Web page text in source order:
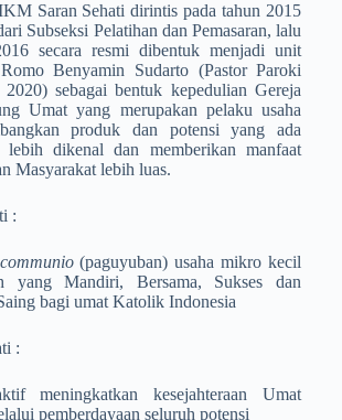
Saran Sehati dirintis pada tahun 2015
Subseksi Pelatihan dan Pemasaran, lalu
secara resmi dibentuk menjadi unit
Benyamin Sudarto (Pastor Paroki
sebagai bentuk kepedulian Gereja
Umat yang merupakan pelaku usaha
produk dan potensi yang ada
lebih dikenal dan memberikan manfaat
Masyarakat lebih luas.
:
communio(paguyuban) usaha mikro kecil
yang Mandiri, Bersama, Sukses dan
bagi umat Katolik Indonesia
:
meningkatkan kesejahteraan Umat
pemberdayaan seluruh potensi